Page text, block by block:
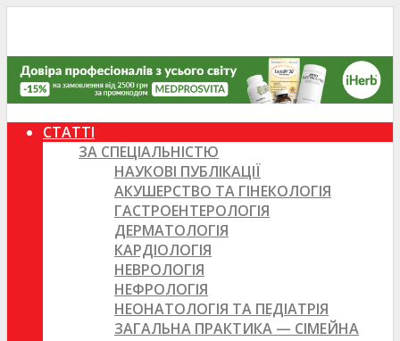
СТАТТІ
ЗА СПЕЦІАЛЬНІСТЮ
НАУКОВІ ПУБЛІКАЦІЇ
АКУШЕРСТВО ТА ГІНЕКОЛОГІЯ
ГАСТРОЕНТЕРОЛОГІЯ
ДЕРМАТОЛОГІЯ
КАРДІОЛОГІЯ
НЕВРОЛОГІЯ
НЕФРОЛОГІЯ
НЕОНАТОЛОГІЯ ТА ПЕДІАТРІЯ
ЗАГАЛЬНА ПРАКТИКА — СІМЕЙНА